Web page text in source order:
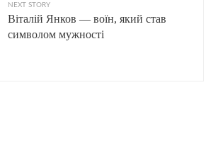
NEXT STORY
Віталій Янков — воїн, який став
символом мужності